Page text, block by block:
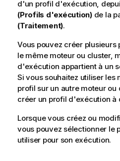
d'un profil d'exécution,
(Profils d'exécution)de la
(Traitement).
Vous pouvez créer
le même moteur ou cluster,
d'exécution appartient à un
Si vous souhaitez utiliser les
profil sur un autre moteur ou
créer un profil d'exécution à
Lorsque vous créez ou
vous pouvez sélectionner le
utiliser pour son exécution.